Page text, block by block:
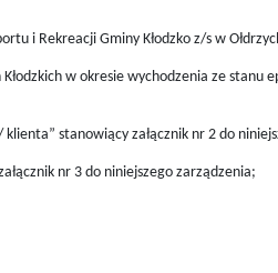
i Rekreacji Gminy Kłodzko z/s w
w okresie wychodzenia ze stanu
stanowiący załącznik nr 2 do
nr 3 do niniejszego zarządzenia;